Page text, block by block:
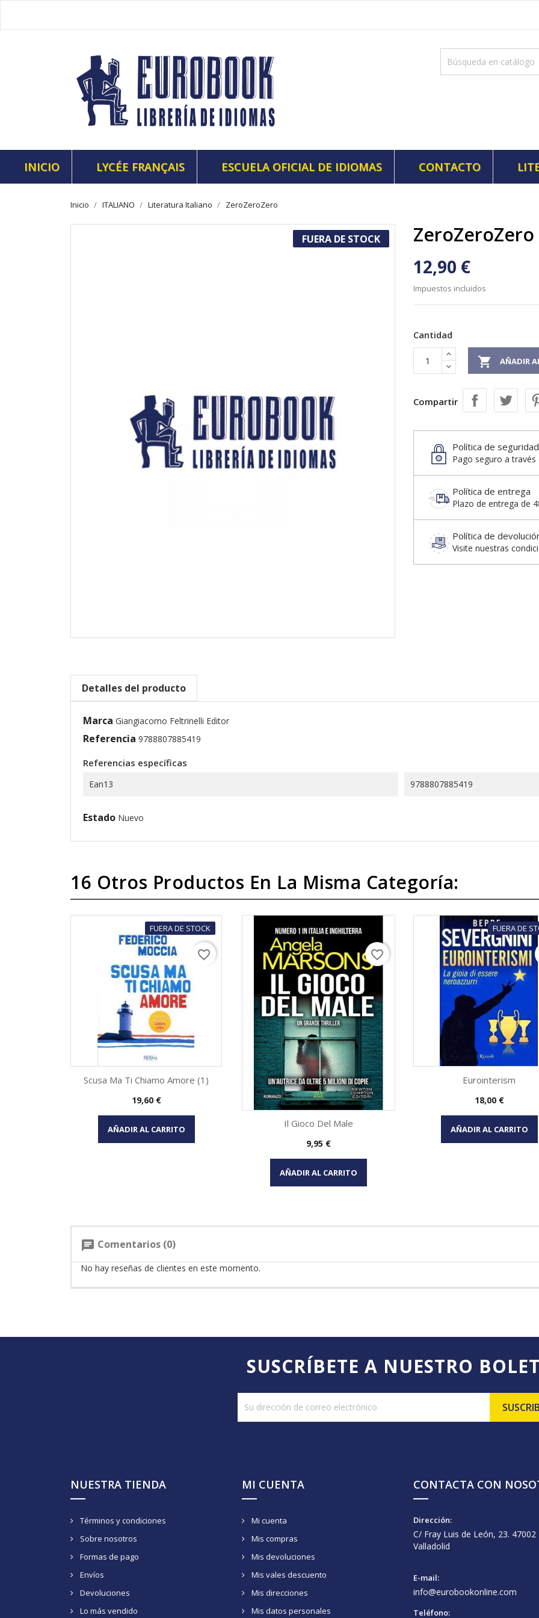
INICIO LYCÉE FRANÇAIS ESCUELA OFICIAL DE IDIOMAS CONTACTO
Inicio ITALIANO Literatura Italiano ZeroZeroZero
FUERA DE STOCK ZeroZeroZero
12,90 €
Impuestos incluidos
Cantidad
 AÑADIR
Compartir
Política de seguridad
Pago seguro a través
Política de entrega
Plazo de entrega de
Política de
Visite nuestras
Detalles del producto
Marca Giangiacomo Feltrinelli Editor
Referencia 9788807885419
Referencias específicas
Ean13 9788807885419
Estado Nuevo
16 Otros Productos En La Misma Categoría:
FUERA DE STOCK
Vista rápida
Scusa Ma Ti Chiamo Amore (1)
Precio
19,60 €
AÑADIR AL CARRITO
favorite_border
Vista rápida
Il Gioco Del Male
Precio
9,95 €
AÑADIR AL CARRITO
favorite_border
FUERA DE
Vista rápida
Eurointerism
Precio
18,00 €
AÑADIR AL CARRITO
chat Comentarios (0)
No hay reseñas de clientes en este momento.
SUSCRÍBETE A NUESTRO
NUESTRA TIENDA
Términos y condiciones
Sobre nosotros
Formas de pago
Envíos
Devoluciones
Lo más vendido
MI CUENTA
Mi cuenta
Mis compras
Mis devoluciones
Mis vales descuento
Mis direcciones
Mis datos personales
CONTACTA CON
Dirección:
C/ Fray Luis de León, 23. 47002
Valladolid
E-mail:
info@eurobookonline.com
Teléfono: